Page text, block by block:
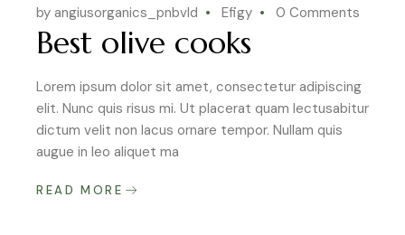
by angiusorganics_pnbvld Efigy 0 Comments
Best olive cooks
Lorem ipsum dolor sit amet, consectetur adipiscing
elit. Nunc quis risus mi. Ut placerat quam lectusabitur
dictum velit non lacus ornare tempor. Nullam quis
augue in leo aliquet ma
READ MORE